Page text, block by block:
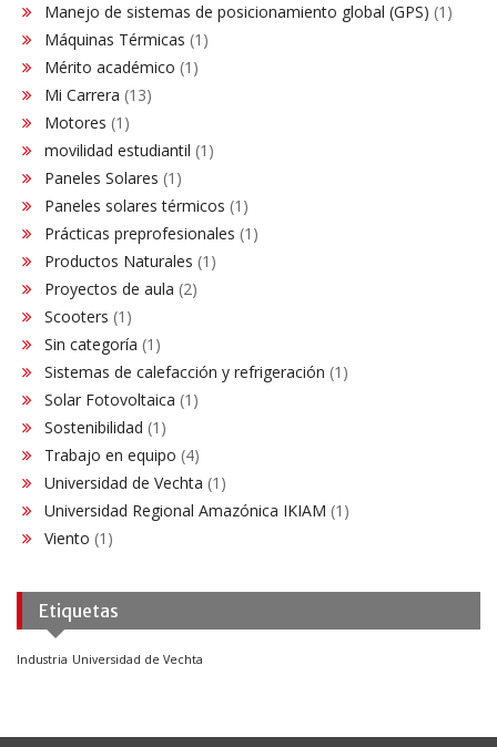
Manejo de sistemas de posicionamiento global (GPS) (1)
Máquinas Térmicas (1)
Mérito académico (1)
Mi Carrera (13)
Motores (1)
movilidad estudiantil (1)
Paneles Solares (1)
Paneles solares térmicos (1)
Prácticas preprofesionales (1)
Productos Naturales (1)
Proyectos de aula (2)
Scooters (1)
Sin categoría (1)
Sistemas de calefacción y refrigeración (1)
Solar Fotovoltaica (1)
Sostenibilidad (1)
Trabajo en equipo (4)
Universidad de Vechta (1)
Universidad Regional Amazónica IKIAM (1)
Viento (1)
Etiquetas
Industria Universidad de Vechta